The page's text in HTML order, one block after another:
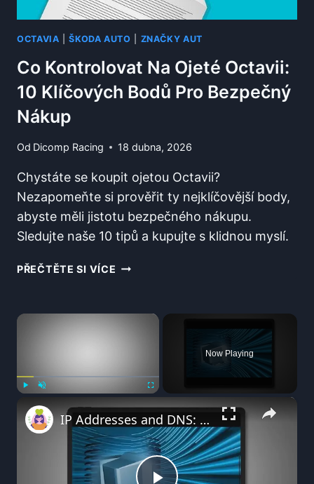
OCTAVIA |ŠKODA AUTO ZNAČKY AUT
Co Kontrolovat Na Ojeté Octavii:
10 Klíčových Bodů Pro Bezpečný
Nákup
Od Dicomp Racing 18 dubna, 2026
Chystáte se koupit ojetou Octavii?
Nezapomeňte si prověřit ty nejklíčovější body,
abyste měli jistotu bezpečného nákupu.
Sledujte naše 10 tipů a kupujte s klidnou myslí.
PŘEČTĚTE SI VÍCE CO
OJETÉ
BODŮ
PRO
BEZPEČNÝ
NÁKUP
×
Now Playing
×
IP Addresses and DNS: Understanding The Basics